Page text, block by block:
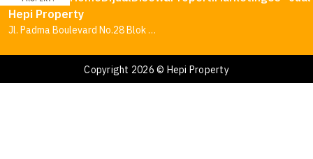
Hepi Property
Jl. Padma Boulevard No.28 Blok AA1, Tambakharjo, Kec. Semarang Barat, Kota Semarang, Jawa Tengah 50145
Copyright 2026 © Hepi Property